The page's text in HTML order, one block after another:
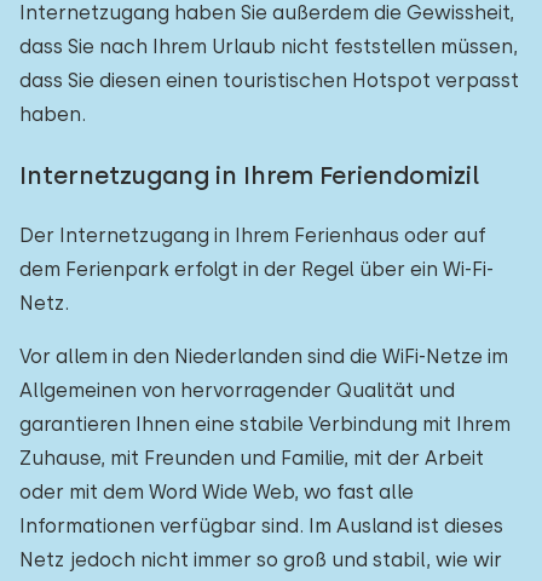
Internetzugang haben Sie außerdem die Gewissheit,
dass Sie nach Ihrem Urlaub nicht feststellen müssen,
dass Sie diesen einen touristischen Hotspot verpasst
haben.
Internetzugang in Ihrem Feriendomizil
Der Internetzugang in Ihrem Ferienhaus oder auf
dem Ferienpark erfolgt in der Regel über ein Wi-Fi-
Netz.
Vor allem in den Niederlanden sind die WiFi-Netze im
Allgemeinen von hervorragender Qualität und
garantieren Ihnen eine stabile Verbindung mit Ihrem
Zuhause, mit Freunden und Familie, mit der Arbeit
oder mit dem Word Wide Web, wo fast alle
Informationen verfügbar sind. Im Ausland ist dieses
Netz jedoch nicht immer so groß und stabil, wie wir